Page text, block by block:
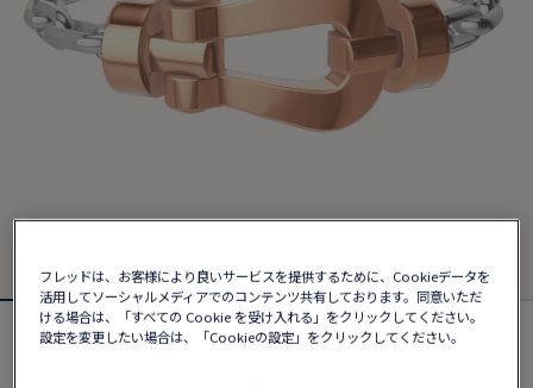
フォース10ブレスレット
フレッドは、お客様により良いサービスを提供するために、Cookieデータを
活用してソーシャルメディアでのコンテンツ共有しております。同意いただ
ける場合は、「すべての Cookie を受け入れる」をクリックしてください。
設定を変更したい場合は、「Cookieの設定」をクリックしてください。